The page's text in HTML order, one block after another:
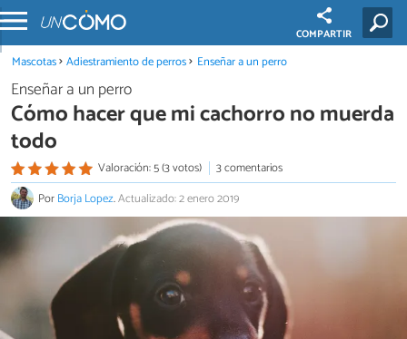
COMPARTIR
Mascotas Adiestramiento de perros Enseñar a un perro
Enseñar a un perro
Cómo hacer que mi cachorro no muerda
todo
Valoración: 5 (3 votos)
3 comentarios
PorBorja Lopez.Actualizado: 2 enero 2019